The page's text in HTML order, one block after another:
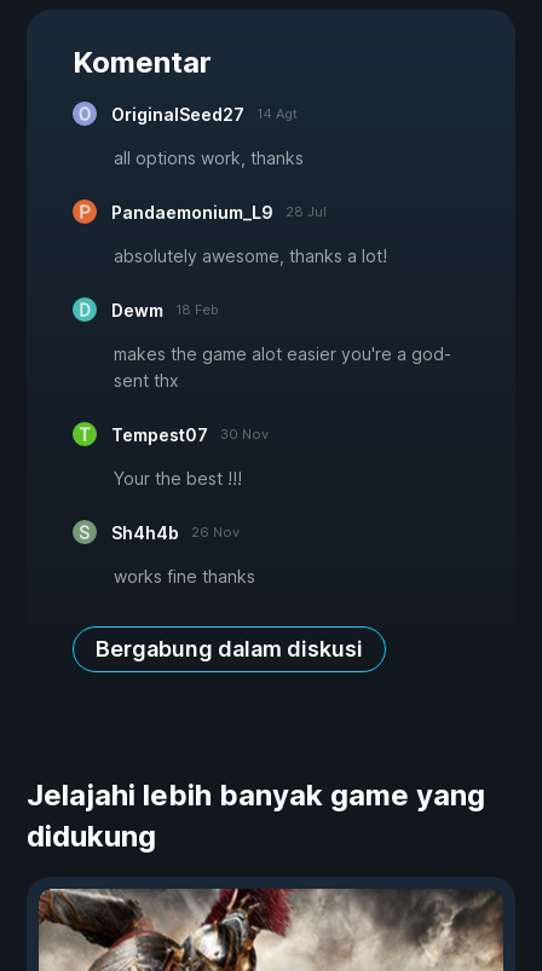
Komentar
OriginalSeed27 14 Agt
all options work, thanks
Pandaemonium_L9 28 Jul
absolutely awesome, thanks a lot!
Dewm 18 Feb
makes the game alot easier you're a god-
sent thx
Tempest07 30 Nov
Your the best !!!
Sh4h4b 26 Nov
works fine thanks
Bergabung dalam diskusi
Jelajahi lebih banyak game yang
didukung